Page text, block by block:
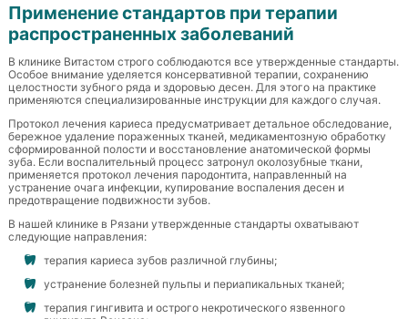
Применение стандартов при терапии
распространенных заболеваний
В клинике Витастом строго соблюдаются все утвержденные стандарты.
Особое внимание уделяется консервативной терапии, сохранению
целостности зубного ряда и здоровью десен. Для этого на практике
применяются специализированные инструкции для каждого случая.
Протокол лечения кариеса предусматривает детальное обследование,
бережное удаление пораженных тканей, медикаментозную обработку
сформированной полости и восстановление анатомической формы
зуба. Если воспалительный процесс затронул околозубные ткани,
применяется протокол лечения пародонтита, направленный на
устранение очага инфекции, купирование воспаления десен и
предотвращение подвижности зубов.
В нашей клинике в Рязани утвержденные стандарты охватывают
следующие направления:
терапия кариеса зубов различной глубины;
устранение болезней пульпы и периапикальных тканей;
терапия гингивита и острого некротического язвенного